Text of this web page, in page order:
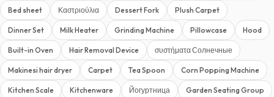
Bed sheet Καστριούλια Dessert Fork Plush Carpet
Dinner Set Milk Heater Grinding Machine Pillowcase Hood
Built-in Oven Hair Removal Device συστήματα Солнечные
Makinesi hair dryer Carpet Tea Spoon Corn Popping Machine
Kitchen Scale Kitchenware Йогуртница Garden Seating Group